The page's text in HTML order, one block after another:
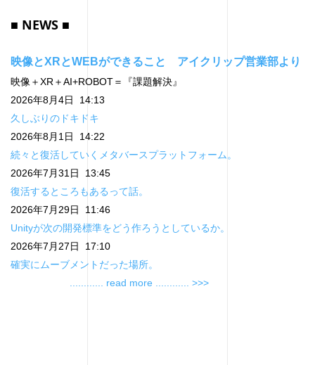
■ NEWS ■
映像とXRとWEBができること アイクリップ営業部より
映像＋XR＋AI+ROBOT＝『課題解決』
2026年8月4日 14:13
久しぶりのドキドキ
2026年8月1日 14:22
続々と復活していくメタバースプラットフォーム。
2026年7月31日 13:45
復活するところもあるって話。
2026年7月29日 11:46
Unityが次の開発標準をどう作ろうとしているか。
2026年7月27日 17:10
確実にムーブメントだった場所。
............ read more ............ >>>